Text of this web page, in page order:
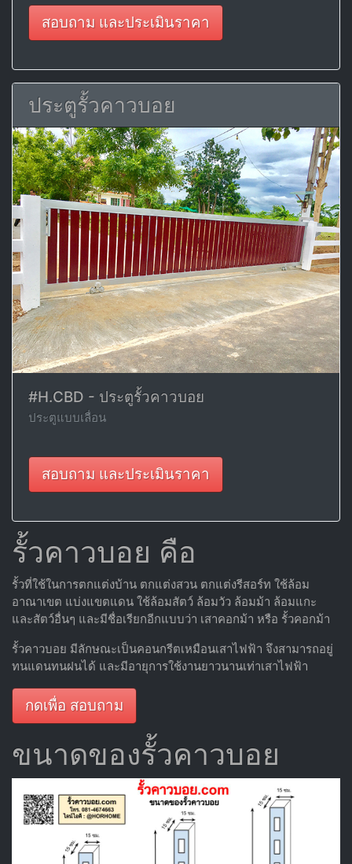
สอบถาม และประเมินราคา
ประตูรั้วคาวบอย
#H.CBD - ประตูรั้วคาวบอย
ประตูแบบเลื่อน
สอบถาม และประเมินราคา
รั้วคาวบอย คือ
รั้วที่ใช้ในการตกแต่งบ้าน ตกแต่งสวน ตกแต่งรีสอร์ท ใช้ล้อม
อาณาเขต แบ่งแขตแดน ใช้ล้อมสัตว์ ล้อมวัว ล้อมม้า ล้อมแกะ
และสัตว์อื่นๆ และมีชื่อเรียกอีกแบบว่า เสาคอกม้า หรือ รั้วคอกม้า
รั้วคาวบอย มีลักษณะเป็นคอนกรีตเหมือนเสาไฟฟ้า จึงสามารถอยู่
ทนแดนทนฝนได้ และมีอายุการใช้งานยาวนานเท่าเสาไฟฟ้า
กดเพื่อ สอบถาม
ขนาดของรั้วคาวบอย